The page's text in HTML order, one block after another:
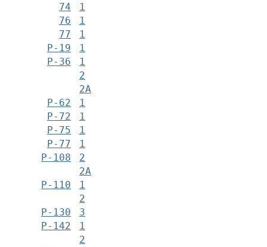
74
1
76
1
77
1
Р-19
1
Р-36
1
2
2А
Р-62
1
Р-72
1
Р-75
1
Р-77
1
Р-108
2
2А
Р-110
1
2
Р-130
3
Р-142
1
2